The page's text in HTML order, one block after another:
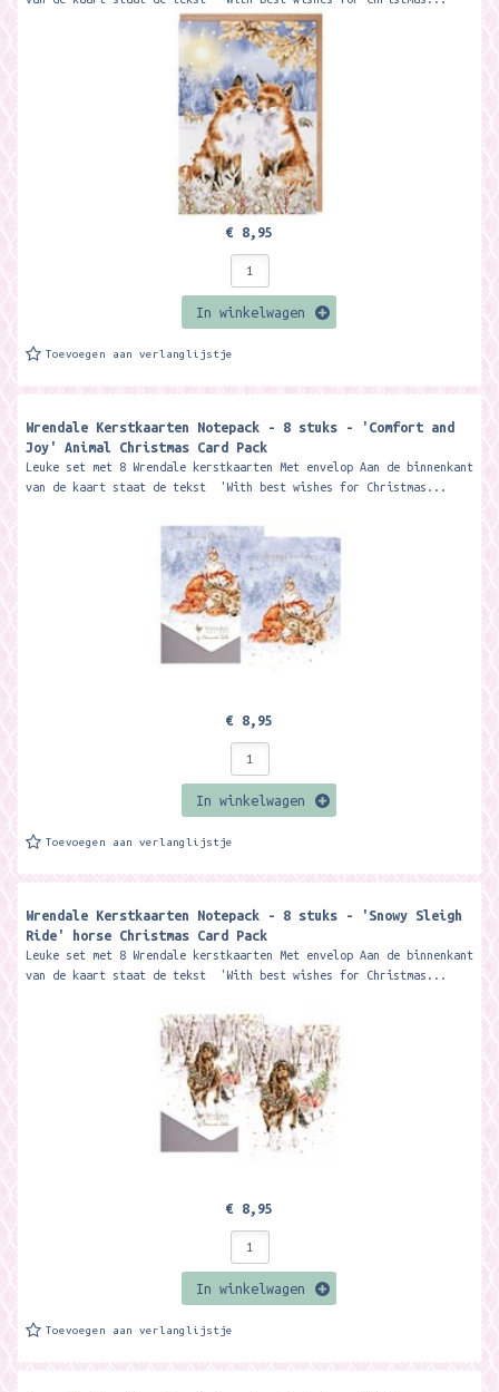
€ 8,95
In winkelwagen
Toevoegen aan verlanglijstje
Wrendale Kerstkaarten Notepack - 8 stuks - 'Comfort and
Joy' Animal Christmas Card Pack ​
Leuke set met 8 Wrendale kerstkaarten Met envelop Aan de binnenkant
van de kaart staat de tekst 'With best wishes for Christmas...
€ 8,95
In winkelwagen
Toevoegen aan verlanglijstje
Wrendale Kerstkaarten Notepack - 8 stuks - 'Snowy Sleigh
Ride' horse Christmas Card Pack ​
Leuke set met 8 Wrendale kerstkaarten Met envelop Aan de binnenkant
van de kaart staat de tekst 'With best wishes for Christmas...
€ 8,95
In winkelwagen
Toevoegen aan verlanglijstje